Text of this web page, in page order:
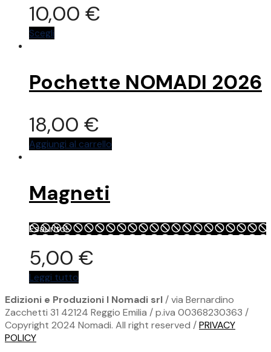
10,00 €
Scegli
varianti.
Le
possono
essere
scelte
prodotto
Pochette NOMADI 2026
18,00 €
Aggiungi al carrello
Magneti
Esaurito!
5,00 €
Leggi tutto
Edizioni e Produzioni I Nomadi srl/ via Bernardino
Zacchetti 31 42124 Reggio Emilia / p.iva 00368230363 /
Copyright 2024 Nomadi. All right reserved /PRIVACY
POLICY